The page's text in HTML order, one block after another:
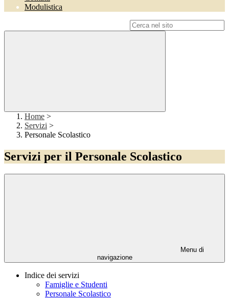
Modulistica
Home >
Servizi >
Personale Scolastico
Servizi per il Personale Scolastico
Menu di
navigazione
Indice dei servizi
Famiglie e Studenti
Personale Scolastico